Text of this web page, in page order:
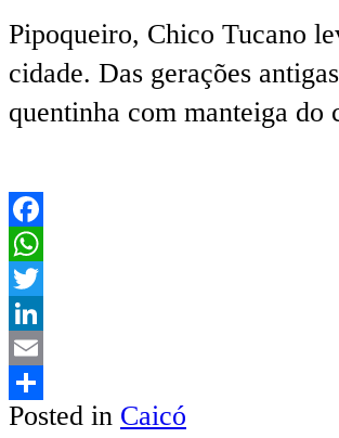
Pipoqueiro, Chico Tucano
cidade. Das gerações
quentinha com manteiga do
Facebook
WhatsApp
Twitter
LinkedIn
Email
Share
Posted in Caicó